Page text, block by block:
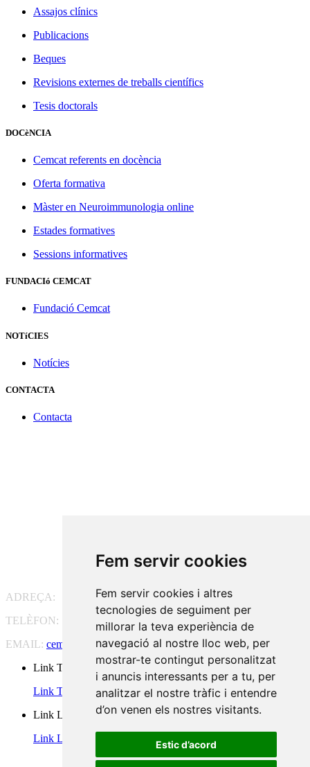
Fem servir cookies
Fem servir cookies i altres
tecnologies de seguiment per
millorar la teva experiència de
navegació al nostre lloc web, per
mostrar-te contingut personalitzat
i anuncis interessants per a tu, per
analitzar el nostre tràfic i entendre
d’on venen els nostres visitants.
Estic d’acord
Assajos clínics
Publicacions
Beques
Revisions externes de treballs científics
Tesis doctorals
DOCèNCIA
Cemcat referents en docència
Oferta formativa
Màster en Neuroimmunologia online
Estades formatives
Sessions informatives
FUNDACIó CEMCAT
Fundació Cemcat
NOTíCIES
Notícies
CONTACTA
Contacta
ADREÇA:
Pg. Vall d'Hebron, 119-129, 08035 Barcelona
TELÈFON:
93 175 15 55
EMAIL: cem-cat@cem-cat.org
Link Twitter
Link Twitter
Link Linkedin
Link Linkedin